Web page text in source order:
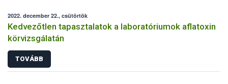
2022. december 22., csütörtök
Kedvezőtlen tapasztalatok a laboratóriumok aflatoxin
körvizsgálatán
TOVÁBB